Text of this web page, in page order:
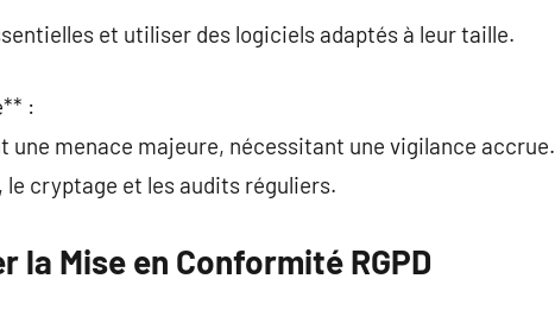
et utiliser des logiciels adaptés à leur taille.
:
une menace majeure, nécessitant une vigilance accrue.
cryptage et les audits réguliers.
la Mise en Conformité RGPD